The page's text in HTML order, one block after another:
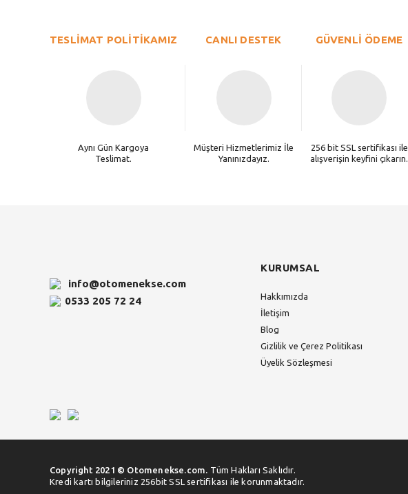
Ürün açıklamasında eksik bilgiler bulunuyor.
TESLİMAT POLİTİKAMIZ
Aynı Gün Kargoya
Teslimat.
CANLI DESTEK
Müşteri Hizmetlerimiz İle
Yanınızdayız.
GÜVENLİ ÖDEME
256 bit SSL sertifikası ile
alışverişin keyfini çıkarın.
info@otomenekse.com
0533 205 72 24
KURUMSAL
Hakkımızda
İletişim
Blog
Gizlilik ve Çerez Politikası
Üyelik Sözleşmesi
Copyright 2021 © Otomenekse.com. Tüm Hakları Saklıdır.
Kredi kartı bilgileriniz 256bit SSL sertifikası ile korunmaktadır.